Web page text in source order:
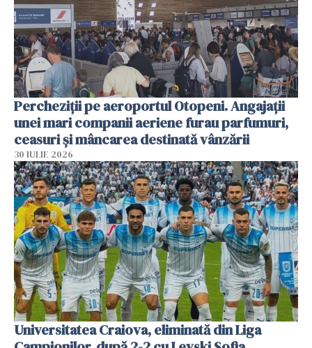
Percheziții pe aeroportul Otopeni. Angajații
unei mari companii aeriene furau parfumuri,
ceasuri și mâncarea destinată vânzării
30 IULIE 2026
Universitatea Craiova, eliminată din Liga